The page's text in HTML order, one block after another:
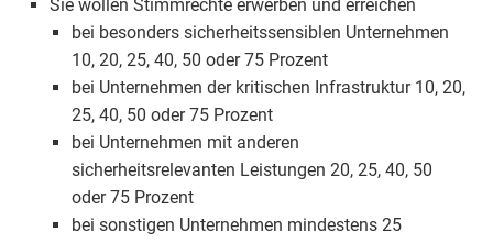
Sie wollen Stimmrechte erwerben und erreichen
bei besonders sicherheitssensiblen Unternehmen
10, 20, 25, 40, 50 oder 75 Prozent
bei Unternehmen der kritischen Infrastruktur 10, 20,
25, 40, 50 oder 75 Prozent
bei Unternehmen mit anderen
sicherheitsrelevanten Leistungen 20, 25, 40, 50
oder 75 Prozent
bei sonstigen Unternehmen mindestens 25